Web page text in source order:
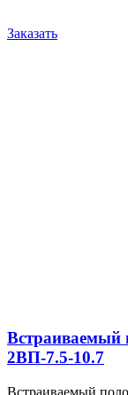
Заказать
Встраиваемый
2ВП-7.5-10.7
Встраиваемый